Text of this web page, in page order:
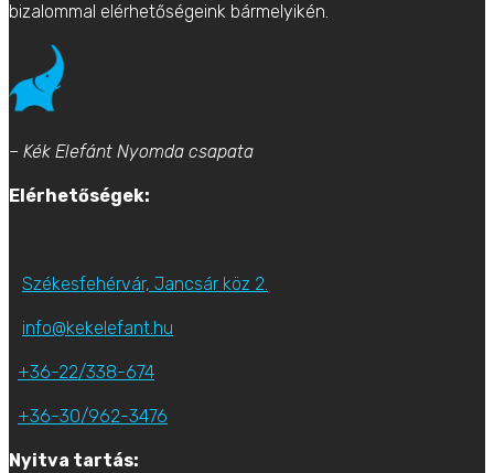
bizalommal elérhetőségeink bármelyikén.
– Kék Elefánt Nyomda csapata
Elérhetőségek:
Székesfehérvár, Jancsár köz 2.
info@kekelefant.hu
+36-22/338-674
+36-30/962-3476
Nyitva tartás: